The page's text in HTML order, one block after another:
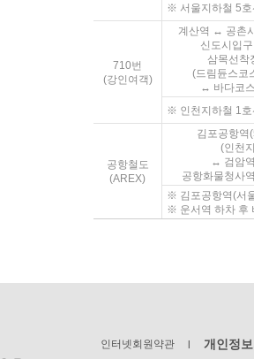
※ 서울지하철 5호
710번
(강인여객)
계산역 ↔ 공촌
신도시입
삼목선착
(드림듄스코
↔ 바다코
※ 인천지하철 1호
공항철도
(AREX)
김포공항
(인천
↔ 검암
공항화물청사
※ 김포공항역(서
※ 운서역 하차 후
인터넷회원약관 개인정